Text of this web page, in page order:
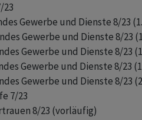
23
Gewerbe und Dienste 8/23
Gewerbe und Dienste 8/23
Gewerbe und Dienste 8/23
Gewerbe und Dienste 8/23
Gewerbe und Dienste 8/23
7/23
8/23 (vorläufig)